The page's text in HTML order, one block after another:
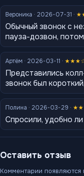
Вероника · 2026-07-31 ·
Обычный звонок с
пауза-дозвон,
Артём · 2026-03-11 ·
Представились
звонок был
Полина · 2026-03-29 ·
Спросили, удобно
Оставить отзыв
Комментарии появляются